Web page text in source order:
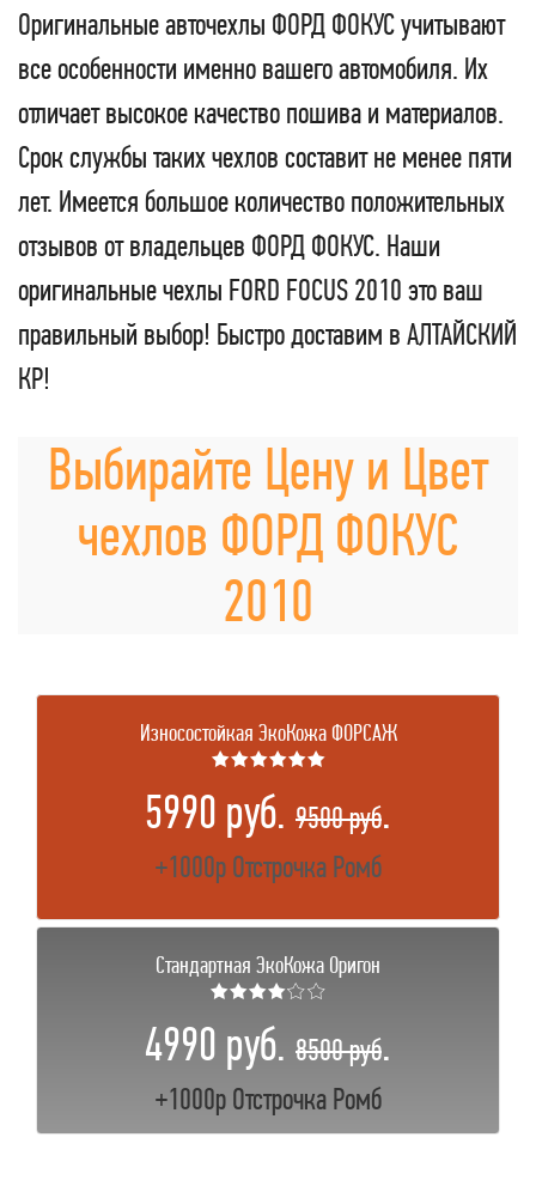
Оригинальные авточехлы ФОРД ФОКУС учитывают
все особенности именно вашего автомобиля. Их
отличает высокое качество пошива и материалов.
Срок службы таких чехлов составит не менее пяти
лет. Имеется большое количество положительных
отзывов от владельцев ФОРД ФОКУС. Наши
оригинальные чехлы FORD FOCUS 2010 это ваш
правильный выбор! Быстро доставим в АЛТАЙСКИЙ
КР!
Выбирайте Цену и Цвет
чехлов ФОРД ФОКУС
2010
Износостойкая ЭкоКожа ФОРСАЖ
★★★★★★
5990 руб. 9500 руб.
+1000р Отстрочка Ромб
Стандартная ЭкоКожа Оригон
★★★★☆☆
4990 руб. 8500 руб.
+1000р Отстрочка Ромб